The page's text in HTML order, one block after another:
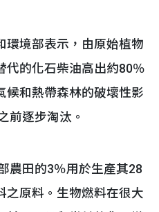
境部表示，由原始植物
代的化石柴油高出約80％
候和熱帶森林的破壞性影
前逐步淘汰。
田的3％用於生產其28
之原料。生物燃料在很大